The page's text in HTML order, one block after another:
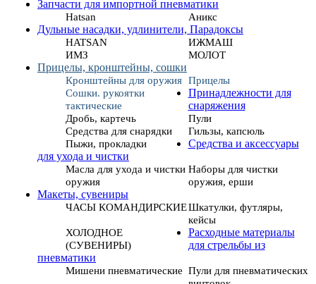
Запчасти для импортной пневматики
Hatsan
Аникс
Дульные насадки, удлинители, Парадоксы
HATSAN
ИЖМАШ
ИМЗ
МОЛОТ
Прицелы, кронштейны, сошки
Кронштейны для оружия Прицелы
Сошки. рукоятки
тактические
Принадлежности для
снаряжения
Дробь, картечь
Пули
Средства для снарядки
Гильзы, капсюль
Пыжи, прокладки
Средства и аксессуары
для ухода и чистки
Масла для ухода и чистки
оружия
Наборы для чистки
оружия, ерши
Макеты, сувениры
ЧАСЫ КОМАНДИРСКИЕШкатулки, футляры,
кейсы
ХОЛОДНОЕ
(СУВЕНИРЫ)
Расходные материалы
для стрельбы из
пневматики
Мишени пневматические Пули для пневматических